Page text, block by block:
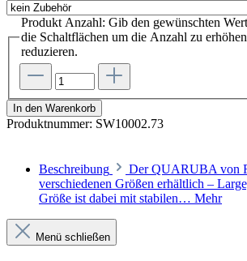
Produkt Anzahl: Gib den gewünschten
die Schaltflächen um die Anzahl zu
reduzieren.
In den Warenkorb
Produktnummer: SW10002.73
Beschreibung
Der QUARUBA von
verschiedenen Größen erhältlich –
Größe ist dabei mit stabilen… Mehr
Menü schließen